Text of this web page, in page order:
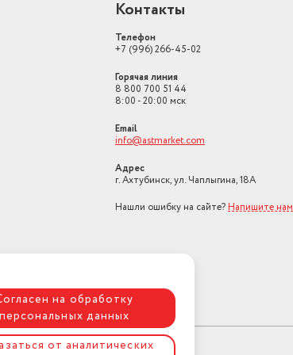
13.056
сетевого шнура базы
Контакты
Телефон
+7 (996) 266-45-02
Горячая линия
8 800 700 51 44
8:00 - 20:00 мск
Email
info@astmarket.com
Адрес
г. Ахтубинск, ул. Чаплыгина, 18А
Нашли ошибку на сайте? Напишите нам
на обработку
персональных данных
от аналитических